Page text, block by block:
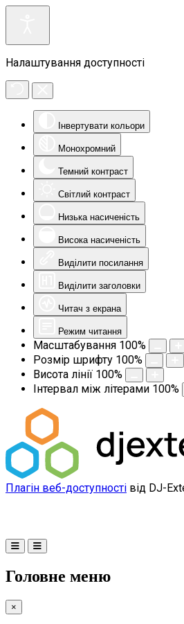
Налаштування доступності
Інвертувати кольори
Монохромний
Темний контраст
Світлий контраст
Низька насиченість
Висока насиченість
Виділити посилання
Виділити заголовки
Читач з екрана
Режим читання
Масштабування 100%
Розмір шрифту 100%
Висота лінії 100%
Інтервал між літерами 100%
Плагін веб-доступності від DJ-
Головне меню
×